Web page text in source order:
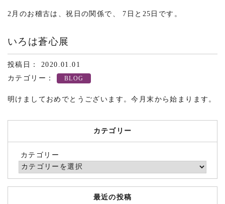
2月のお稽古は、祝日の関係で、 7日と25日です。
いろは蒼心展
投稿日： 2020.01.01
カテゴリー：
BLOG
明けましておめでとうございます。今月末から始まります。
カテゴリー
カテゴリー
最近の投稿